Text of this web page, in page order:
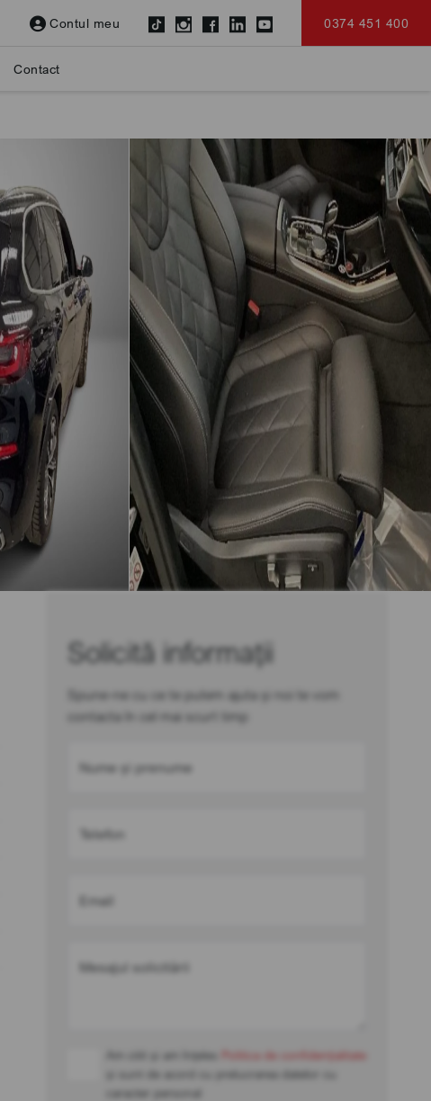
Contul meu 0374 451 400
Contact
Solicită informații
Spune-ne cu ce te putem ajuta și noi te vom
contacta în cel mai scurt timp
Nume și prenume
Telefon
Email
Mesajul solicitării
Am citit și am înțeles
Politica de confidențialitate
și sunt de acord cu prelucrarea datelor cu
caracter personal